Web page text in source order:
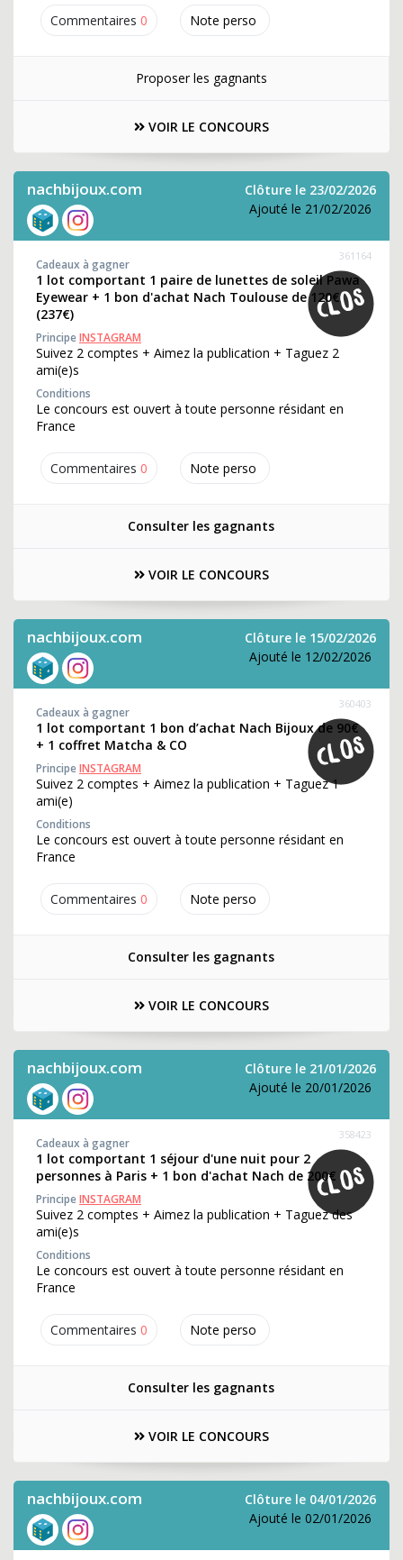
Commentaires 0 Note perso
Proposer les gagnants
VOIR LE CONCOURS
nachbijoux.com
Clôture le 23/02/2026
Ajouté le 21/02/2026
Commentaires 0 Note perso
361164
Cadeaux à gagner
1 lot comportant 1 paire de lunettes de soleil Pawa
Eyewear + 1 bon d'achat Nach Toulouse de 120€
(237€)
PrincipeINSTAGRAM
Suivez 2 comptes + Aimez la publication + Taguez 2
ami(e)s
Conditions
Le concours est ouvert à toute personne résidant en
France
Consulter les gagnants
VOIR LE CONCOURS
nachbijoux.com
Clôture le 15/02/2026
Ajouté le 12/02/2026
Commentaires 0 Note perso
360403
Cadeaux à gagner
1 lot comportant 1 bon d’achat Nach Bijoux de 90€
+ 1 coffret Matcha & CO
PrincipeINSTAGRAM
Suivez 2 comptes + Aimez la publication + Taguez 1
ami(e)
Conditions
Le concours est ouvert à toute personne résidant en
France
Consulter les gagnants
VOIR LE CONCOURS
nachbijoux.com
Clôture le 21/01/2026
Ajouté le 20/01/2026
Commentaires 0 Note perso
358423
Cadeaux à gagner
1 lot comportant 1 séjour d'une nuit pour 2
personnes à Paris + 1 bon d'achat Nach de 200€
PrincipeINSTAGRAM
Suivez 2 comptes + Aimez la publication + Taguez des
ami(e)s
Conditions
Le concours est ouvert à toute personne résidant en
France
Consulter les gagnants
VOIR LE CONCOURS
nachbijoux.com
Clôture le 04/01/2026
Ajouté le 02/01/2026